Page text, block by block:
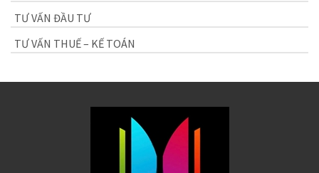
TƯ VẤN ĐẦU TƯ
TƯ VẤN THUẾ – KẾ TOÁN